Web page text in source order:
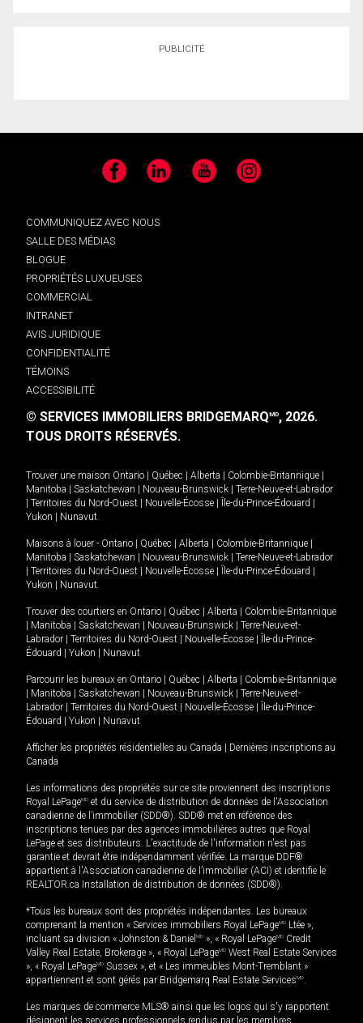
PUBLICITÉ
Facebook LinkedIn YouTube Instagram
COMMUNIQUEZ AVEC NOUS
SALLE DES MÉDIAS
BLOGUE
PROPRIÉTÉS LUXUEUSES
COMMERCIAL
INTRANET
AVIS JURIDIQUE
CONFIDENTIALITÉ
TÉMOINS
ACCESSIBILITÉ
© SERVICES IMMOBILIERS BRIDGEMARQMD, 2026.
TOUS DROITS RÉSERVÉS.
Trouver une maison Ontario Québec Alberta Colombie-Britannique
Manitoba
Saskatchewan Nouveau-Brunswick
Terre-Neuve-et-Labrador
Territoires du Nord-Ouest Nouvelle-Écosse Île-du-Prince-Édouard
Yukon
Nunavut.
Maisons à louer - Ontario Québec Alberta Colombie-Britannique
Manitoba
Saskatchewan Nouveau-Brunswick
Terre-Neuve-et-Labrador
Territoires du Nord-Ouest Nouvelle-Écosse Île-du-Prince-Édouard
Yukon
Nunavut.
Trouver des courtiers en Ontario Québec Alberta
Colombie-Britannique
Manitoba Saskatchewan Nouveau-Brunswick
Terre-Neuve-et-
Labrador
Territoires du Nord-Ouest Nouvelle-Écosse
Île-du-Prince-
Édouard
Yukon Nunavut
Parcourir les bureaux en Ontario Québec Alberta
Colombie-Britannique
Manitoba Saskatchewan Nouveau-Brunswick
Terre-Neuve-et-
Labrador
Territoires du Nord-Ouest Nouvelle-Écosse
Île-du-Prince-
Édouard
Yukon Nunavut
Afficher les propriétés résidentielles au Canada
Dernières inscriptions au
Canada
Les informations des propriétés sur ce site proviennent des inscriptions
Royal LePageMD et du service de distribution de données de l'Association
canadienne de l’immobilier (SDD®). SDD® met en référence des
inscriptions tenues par des agences immobilières autres que Royal
LePage et ses distributeurs. L'exactitude de l'information n'est pas
garantie et devrait être indépendamment vérifiée. La marque DDF®
appartient à l'Association canadienne de l’immobilier (ACI) et identifie le
REALTOR.ca Installation de distribution de données (SDD®).
*Tous les bureaux sont des propriétés indépendantes. Les bureaux
comprenant la mention « Services immobiliers Royal LePageMD Ltée »,
incluant sa division « Johnston & Daniel MD », « Royal LePageMD Credit
Valley Real Estate, Brokerage », « Royal LePageMD West Real Estate Services
», « Royal LePageMD Sussex », et « Les immeubles Mont-Tremblant »
appartiennent et sont gérés par Bridgemarq Real Estate ServicesMD.
Les marques de commerce MLS® ainsi que les logos qui s'y rapportent